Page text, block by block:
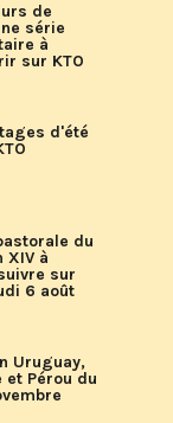
de
série
à
sur KTO
d'été
du
XIV à
sur
6 août
Uruguay,
Pérou du